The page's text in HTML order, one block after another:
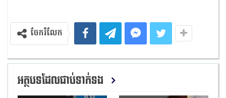
ចែករំលែក
អត្ថបទដែលជាប់ទាក់ទង